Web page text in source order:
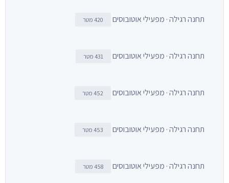
תחנה רגילה · מפעילי אוטובוסים 420 מטר
תחנה רגילה · מפעילי אוטובוסים 431 מטר
תחנה רגילה · מפעילי אוטובוסים 452 מטר
תחנה רגילה · מפעילי אוטובוסים 453 מטר
תחנה רגילה · מפעילי אוטובוסים 458 מטר